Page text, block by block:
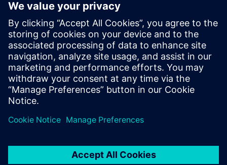
Contatos para imprensa
Siemens Digital Industries Software PR Team
Email: press.software.sisw@siemens.com